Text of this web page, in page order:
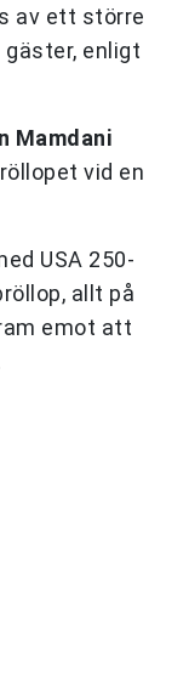
av ett större
gäster, enligt
Mamdani
vid en
USA 250-
allt på
emot att